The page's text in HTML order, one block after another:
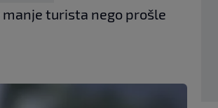
turista nego prošle